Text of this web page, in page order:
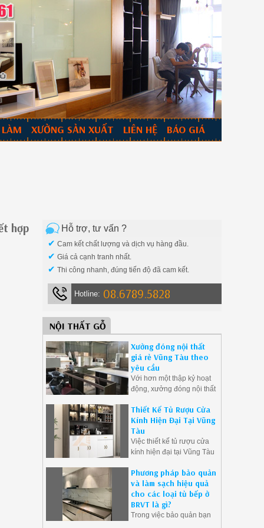
XƯỞNG SẢN XUẤT LIÊN HỆ BÁO GIÁ
hợp
Hỗ trợ, tư vấn ?
✔ Cam kết chất lượng và dịch vụ hàng đầu.
✔ Giá cả cạnh tranh nhất.
✔ Thi công nhanh, đúng tiến độ đã cam kết.
Hotline: 08.6789.5828
NỘI THẤT GỖ
Xưởng đóng nội thất
giá rẻ Vũng Tàu theo
yêu cầu
Với hơn một thập kỷ hoạt
động, xưởng đóng nội thất
tin cậy cho những người
yêu thích sự sang trọng và
đẳng cấp trong không gian
sống của mình.
Thiết Kế Tủ Rượu Cửa
Kính Hiện Đại Tại Vũng
Tàu
Việc thiết kế tủ rượu cửa
kính hiện đại tại Vũng Tàu
gian sống sang trọng và
hiện đại cho bạn và gia
đình.
Phương pháp bảo quản
và làm sạch hiệu quả
cho các loại tủ bếp ở
BRVT là gì?
Trong việc bảo quản bạn